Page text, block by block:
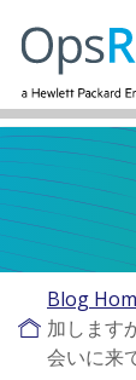
Blog
加します
会いに来